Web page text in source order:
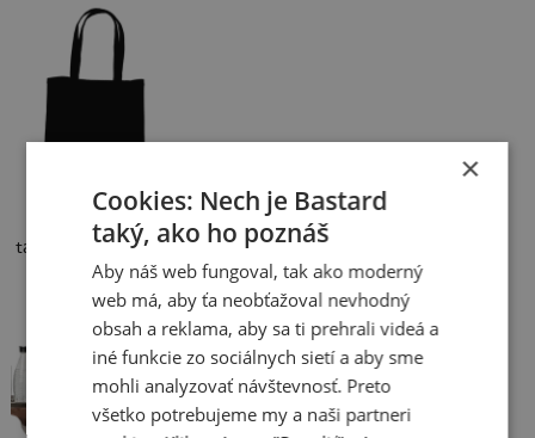
taška
10 €
×
Cookies: Nech je Bastard
taký, ako ho poznáš
Aby náš web fungoval, tak ako moderný
web má, aby ťa neobťažoval nevhodný
obsah a reklama, aby sa ti prehrali videá a
iné funkcie zo sociálnych sietí a aby sme
mohli analyzovať návštevnosť. Preto
všetko potrebujeme my a naši partneri